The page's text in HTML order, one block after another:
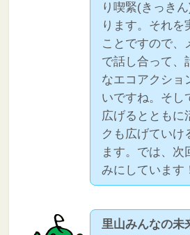
り喫緊(きっき
ります。それを
ことですので、
で話し合って、
なエコアクショ
いですね。そし
広げるとともに
クも広げていけ
ます。では、次
みにしています
里山みんなの未